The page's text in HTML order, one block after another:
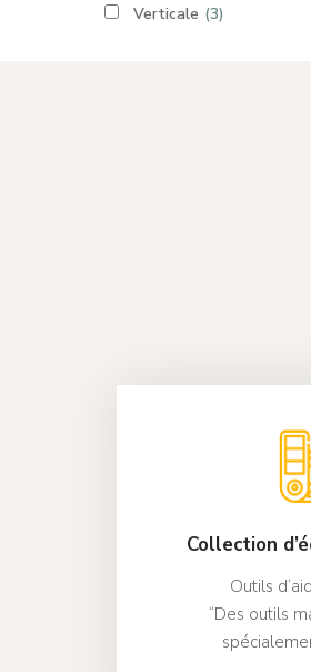
Verticale (3)
Collection
Outils
“Des outils